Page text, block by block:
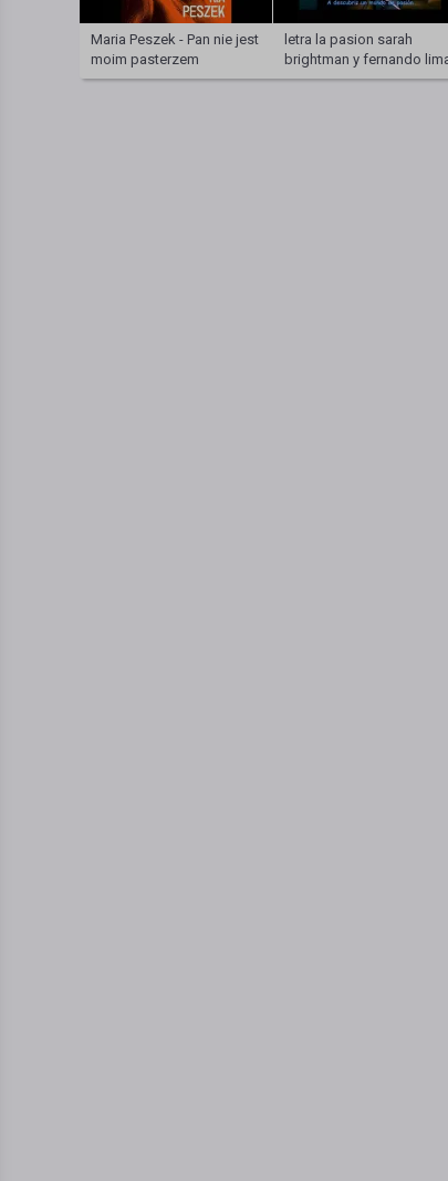
Maria Peszek - Pan nie jest
moim pasterzem
letra la pasion sarah
brightman y fernando